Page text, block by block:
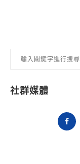
社群媒體